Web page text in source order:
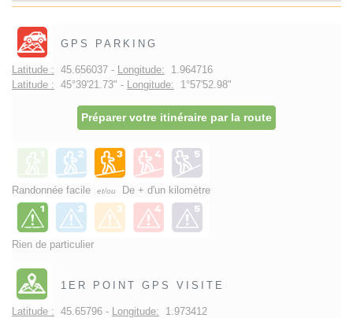
GPS PARKING
Latitude : 45.656037 - Longitude: 1.964716
Latitude : 45°39'21.73" - Longitude: 1°57'52.98"
Préparer votre itinéraire par la route
Randonnée facile et/ou De + d'un kilomètre
Rien de particulier
1ER POINT GPS VISITE
Latitude : 45.65796 - Longitude: 1.973412